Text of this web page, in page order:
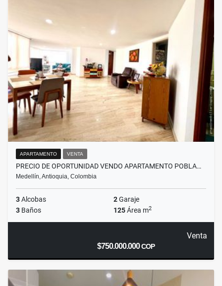
APARTAMENTO VENTA
PRECIO DE OPORTUNIDAD VENDO APARTAMENTO POBLA…
Medellín, Antioquia, Colombia
3Alcobas 2Garaje
3 Baños 125Área m2
Venta
$750.000.000COP